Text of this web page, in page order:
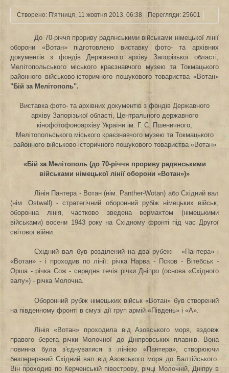
Створено: П'ятниця, 11 жовтня 2013, 06:38 Перегляди: 25601
До 70-річчя прориву радянськими військами німецької лінії
оборони «Вотан» підготовлено виставку фото- та архівних
документів з фондів Державного архіву Запорізької області,
Мелітопольського міського краєзнавчого музею та Токмацького
районного військово-історичного пошукового товариства «Вотан»
"Бій за Мелітополь".
Виставка фото- та архівних документів з фондів Державного
архіву Запорізької області, Центрального державного
кінофотофоноархіву України ім. Г. С. Пшеничного,
Мелітопольського міського краєзнавчого музею та Токмацького
районного військово-історичного пошукового товариства «Вотан»
«Бій за Мелітополь (до 70-річчя прориву радянськими
військами німецької лінії оборони «Вотан»)»
Лінія Пантера - Вотан (нім. Panther-Wotan) або Східний вал
(нім. Ostwall) - стратегічний оборонний рубіж німецьких військ,
оборонна лінія, частково зведена вермахтом (німецькими
військами) восени 1943 року на Східному фронті під час Другої
світової війни.
Східний вал був розділений на два рубежі - «Пантера» і
«Вотан» - і проходив по лінії: річка Нарва - Псков - Вітебськ -
Орша - річка Сож - середня течія річки Дніпро (основа «Східного
валу») - річка Молочна.
Оборонний рубіж німецьких військ «Вотан» був створений
на південному фронті в смузі дії груп армій «Південь» і «А».
Лінія «Вотан» проходила від Азовського моря, вздовж
правого берега річки Молочної до Дніпровських плавнів. Вона
повинна була з'єднуватися з лінією «Пантера», створюючи
безперервний Східний вал від Азовського моря до Балтійського.
Він проходив по Керченській півострову, річці Молочній, Дніпру в